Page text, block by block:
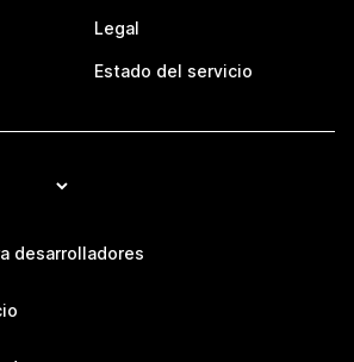
Legal
Estado del servicio
desarrolladores